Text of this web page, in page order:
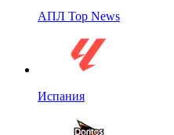
АПЛ Top News
Испания